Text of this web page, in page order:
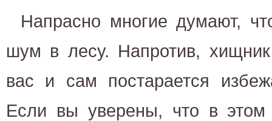
Напрасно многие думают,
шум в лесу. Напротив,
вас и сам постарается
Если вы уверены, что в этом